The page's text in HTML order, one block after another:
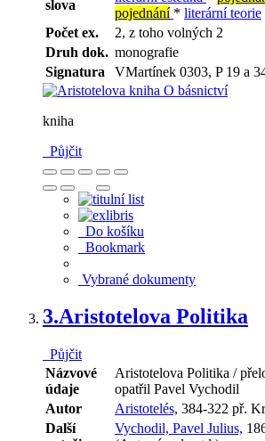
slova
pojednání * literární teorie
Počet ex.
2, z toho volných 2
Druh dok. monografie
Signatura
VMartínek 0303, P 19 a
kniha
Půjčit
Do košíku
Bookmark
Vybrané dokumenty
3.Aristotelova Politika
Půjčit
Názvové
údaje
Aristotelova Politika /
opatřil Pavel Vychodil
Autor
Aristotelés, 384-322 př.
Další
Vychodil, Pavel Julius,